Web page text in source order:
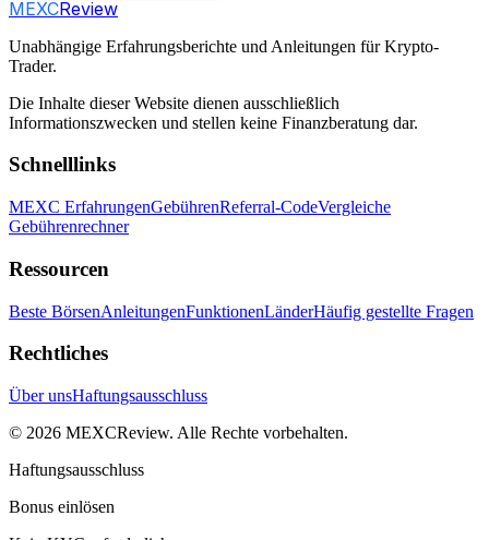
MEXCReview
Unabhängige Erfahrungsberichte und Anleitungen für Krypto-
Trader.
Die Inhalte dieser Website dienen ausschließlich
Informationszwecken und stellen keine Finanzberatung dar.
Schnelllinks
MEXC ErfahrungenGebührenReferral-CodeVergleiche
Gebührenrechner
Ressourcen
Beste BörsenAnleitungenFunktionenLänderHäufig gestellte Fragen
Rechtliches
Über unsHaftungsausschluss
© 2026 MEXCReview. Alle Rechte vorbehalten.
Haftungsausschluss
Bonus einlösen